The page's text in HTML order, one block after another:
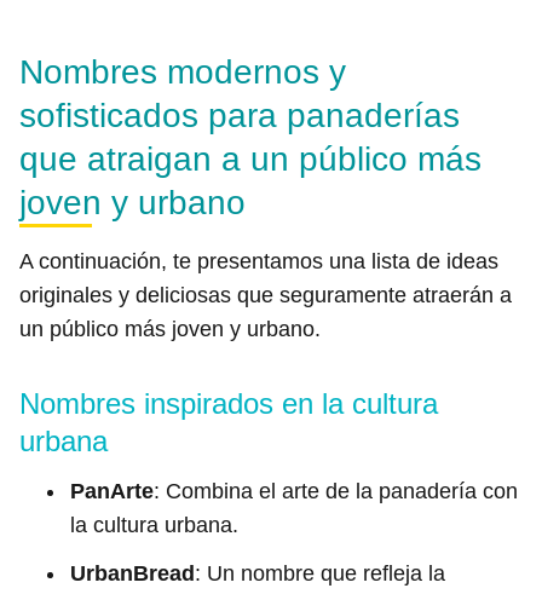
Nombres modernos y
sofisticados para panaderías
que atraigan a un público más
joven y urbano
A continuación, te presentamos una lista de ideas
originales y deliciosas que seguramente atraerán a
un público más joven y urbano.
Nombres inspirados en la cultura
urbana
PanArte: Combina el arte de la panadería con
la cultura urbana.
UrbanBread : Un nombre que refleja la